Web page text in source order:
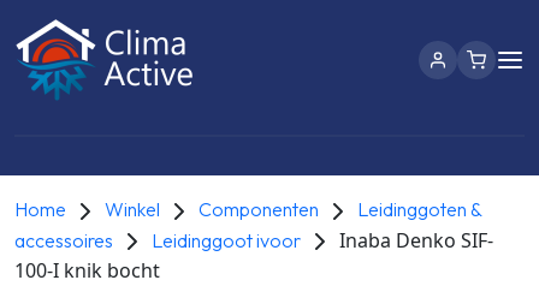
Home Winkel Componenten
Leidinggoten &
accessoires
Leidinggoot ivoor
Inaba Denko SIF-
100-I knik bocht